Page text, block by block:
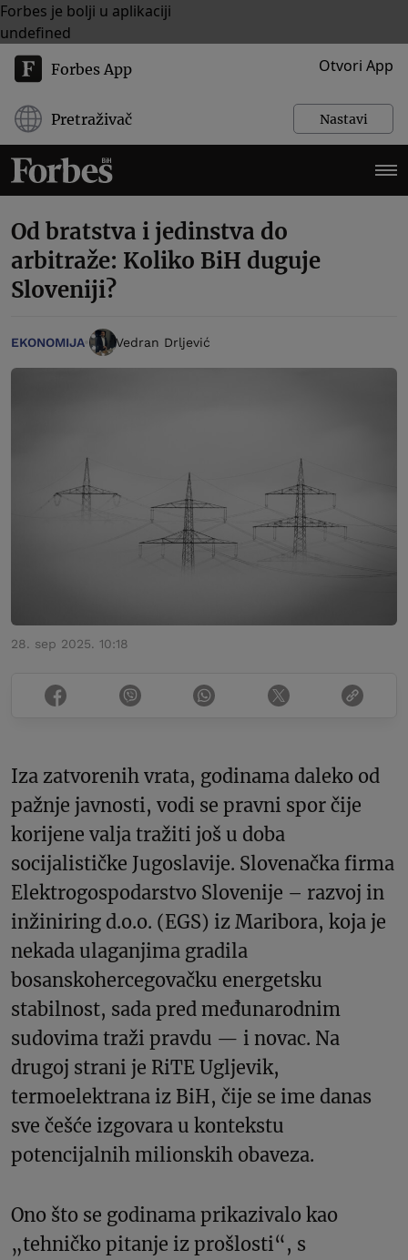
Forbes je bolji u aplikaciji
undefined
Forbes App Otvori App
Pretraživač Nastavi
Od bratstva i jedinstva do
arbitraže: Koliko BiH duguje
Sloveniji?
EKONOMIJA Vedran Drljević
28. sep 2025. 10:18
Iza zatvorenih vrata, godinama daleko od
pažnje javnosti, vodi se pravni spor čije
korijene valja tražiti još u doba
socijalističke Jugoslavije. Slovenačka firma
Elektrogospodarstvo Slovenije – razvoj in
inžiniring d.o.o. (EGS) iz Maribora, koja je
nekada ulaganjima gradila
bosanskohercegovačku energetsku
stabilnost, sada pred međunarodnim
sudovima traži pravdu — i novac. Na
drugoj strani je RiTE Ugljevik,
termoelektrana iz BiH, čije se ime danas
sve češće izgovara u kontekstu
potencijalnih milionskih obaveza.
Ono što se godinama prikazivalo kao
„tehničko pitanje iz prošlosti“, s